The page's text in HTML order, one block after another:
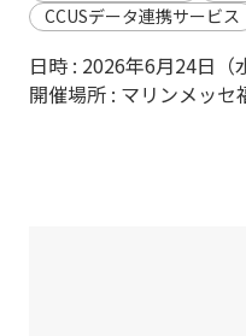
CCUSデータ連携サービス
日時 : 2026年6月24日（
開催場所 : マリンメッセ